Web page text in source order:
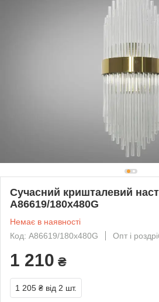
Сучасний кришталевий
A86619/180x480G
Немає в наявності
Код: A86619/180x480G
Опт і
1 210 ₴
1 205 ₴ від 2 шт.